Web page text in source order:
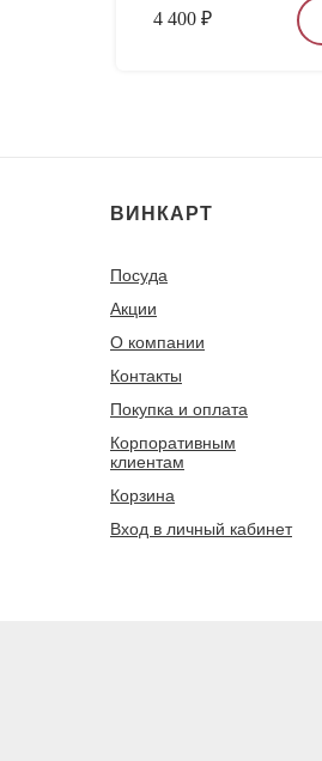
4 400 ₽
ВИНКАРТ
Посуда
Акции
О компании
Контакты
Покупка и оплата
Корпоративным
клиентам
Корзина
Вход в личный кабинет